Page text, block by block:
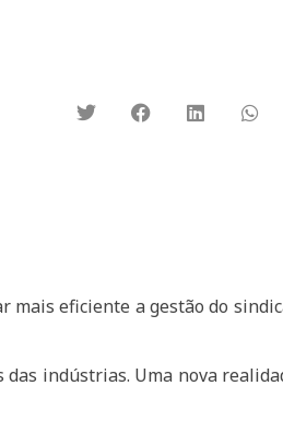
mais eficiente a gestão do
indústrias. Uma nova